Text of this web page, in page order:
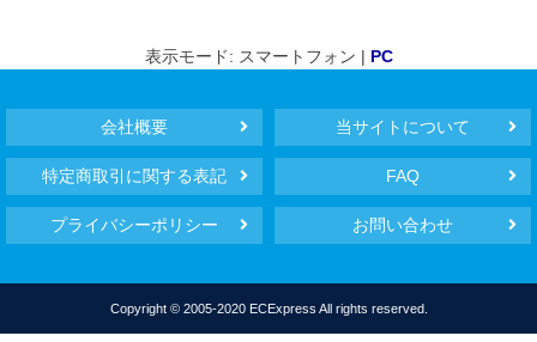
表示モード: スマートフォン | PC
会社概要 当サイトについて
特定商取引に関する表記 FAQ
プライバシーポリシー お問い合わせ
Copyright © 2005-2020 ECExpress All rights reserved.